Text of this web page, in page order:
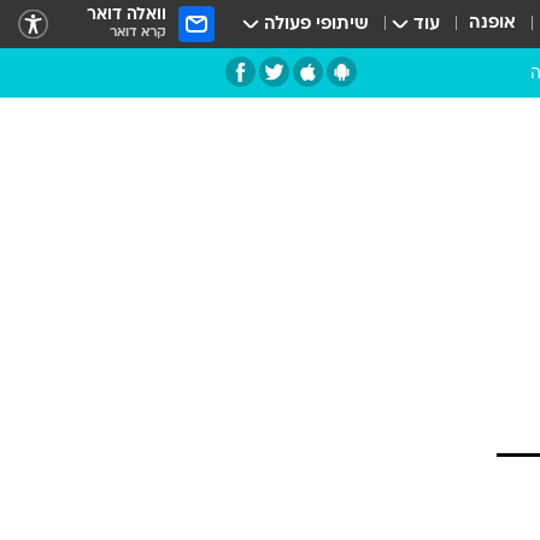
אופנה עוד שיתופי פעולה וואלה דואר
קרא דואר